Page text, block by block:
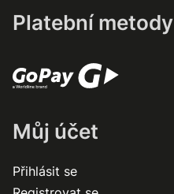
Platební metody
Můj účet
Přihlásit se